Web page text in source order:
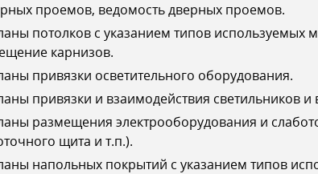
проемов, ведомость дверных проемов.
потолков с указанием типов используемых
карнизов.
привязки осветительного оборудования.
привязки и взаимодействия светильников и
размещения электрооборудования и
щита и т.п.).
напольных покрытий с указанием типов